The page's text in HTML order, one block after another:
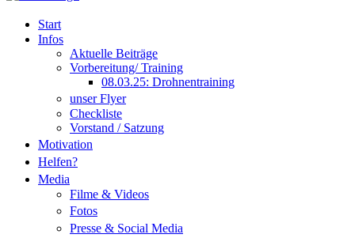
Start
Infos
Aktuelle Beiträge
Vorbereitung/ Training
08.03.25: Drohnentraining
unser Flyer
Checkliste
Vorstand / Satzung
Motivation
Helfen?
Media
Filme & Videos
Fotos
Presse & Social Media